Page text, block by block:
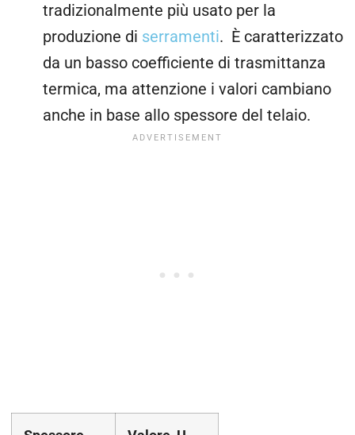
tradizionalmente più usato per la
produzione di serramenti. È caratterizzato
da un basso coefficiente di trasmittanza
termica, ma attenzione i valori cambiano
anche in base allo spessore del telaio.